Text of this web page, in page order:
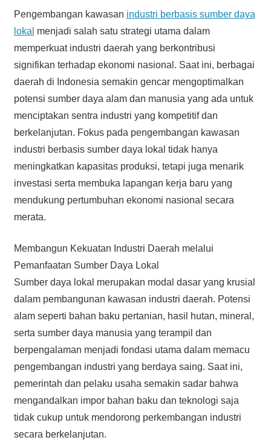
Pengembangan kawasan industri berbasis sumber daya
lokal menjadi salah satu strategi utama dalam
memperkuat industri daerah yang berkontribusi
signifikan terhadap ekonomi nasional. Saat ini, berbagai
daerah di Indonesia semakin gencar mengoptimalkan
potensi sumber daya alam dan manusia yang ada untuk
menciptakan sentra industri yang kompetitif dan
berkelanjutan. Fokus pada pengembangan kawasan
industri berbasis sumber daya lokal tidak hanya
meningkatkan kapasitas produksi, tetapi juga menarik
investasi serta membuka lapangan kerja baru yang
mendukung pertumbuhan ekonomi nasional secara
merata.
Membangun Kekuatan Industri Daerah melalui
Pemanfaatan Sumber Daya Lokal
Sumber daya lokal merupakan modal dasar yang krusial
dalam pembangunan kawasan industri daerah. Potensi
alam seperti bahan baku pertanian, hasil hutan, mineral,
serta sumber daya manusia yang terampil dan
berpengalaman menjadi fondasi utama dalam memacu
pengembangan industri yang berdaya saing. Saat ini,
pemerintah dan pelaku usaha semakin sadar bahwa
mengandalkan impor bahan baku dan teknologi saja
tidak cukup untuk mendorong perkembangan industri
secara berkelanjutan.